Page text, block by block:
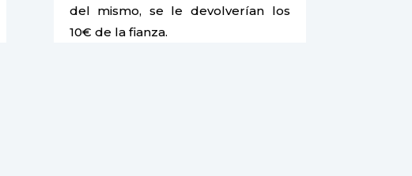
del mismo, se le devolverían los
10€ de la fianza.